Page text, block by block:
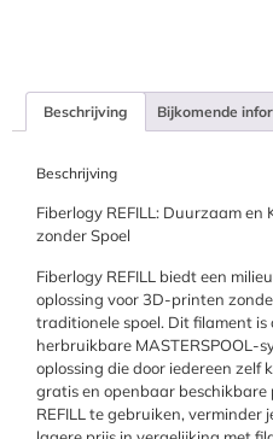
Beschrijving Bijkomende
Beschrijving
Fiberlogy REFILL: Duurzaam en
zonder Spoel
Fiberlogy REFILL biedt een
oplossing voor 3D-printen
traditionele spoel. Dit filament
herbruikbare MASTERSPOOL-
oplossing die door iedereen
gratis en openbaar beschikbare
REFILL te gebruiken, verminder